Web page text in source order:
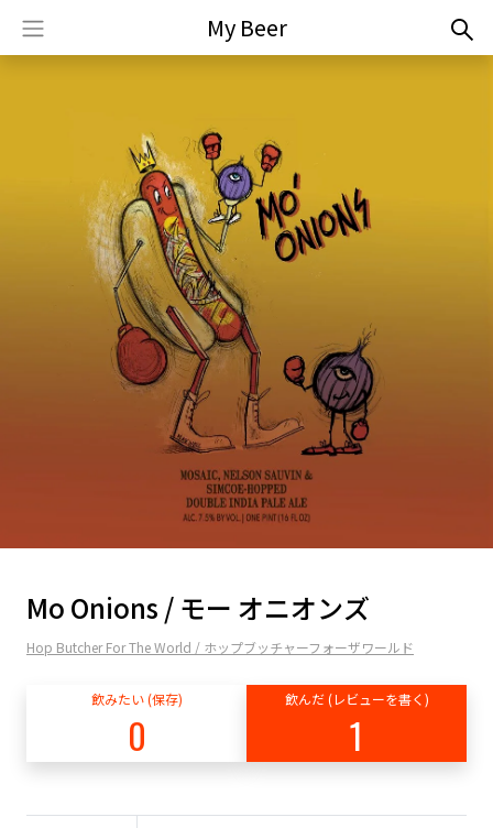
My Beer
Mo Onions / モー オニオンズ
Hop Butcher For The World / ホップブッチャーフォーザワールド
飲みたい (保存)
0
飲んだ (レビューを書く)
1